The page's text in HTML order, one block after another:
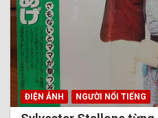
ĐIỆN ẢNH NGƯỜI NỔI TIẾNG